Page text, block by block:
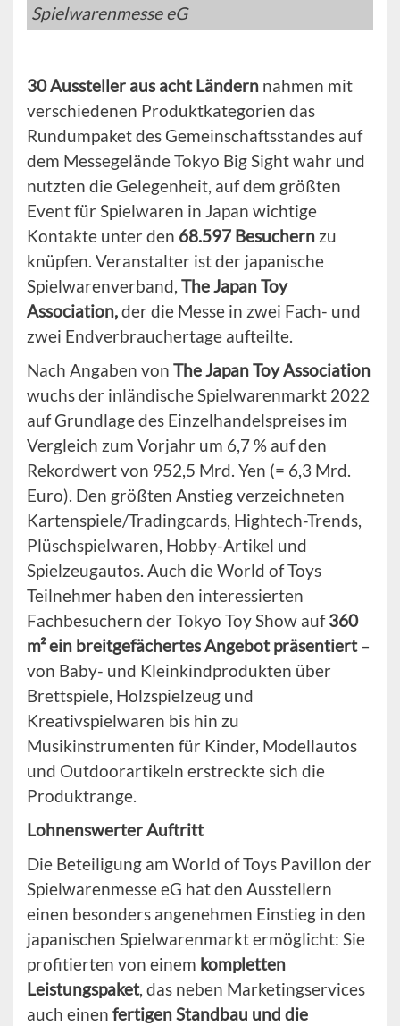
Spielwarenmesse eG
30 Aussteller aus acht Ländern nahmen mit
verschiedenen Produktkategorien das
Rundumpaket des Gemeinschaftsstandes auf
dem Messegelände Tokyo Big Sight wahr und
nutzten die Gelegenheit, auf dem größten
Event für Spielwaren in Japan wichtige
Kontakte unter den 68.597 Besuchern zu
knüpfen. Veranstalter ist der japanische
Spielwarenverband, The Japan Toy
Association,der die Messe in zwei Fach- und
zwei Endverbrauchertage aufteilte.
Nach Angaben von The Japan Toy Association
wuchs der inländische Spielwarenmarkt 2022
auf Grundlage des Einzelhandelspreises im
Vergleich zum Vorjahr um 6,7 % auf den
Rekordwert von 952,5 Mrd. Yen (= 6,3 Mrd.
Euro). Den größten Anstieg verzeichneten
Kartenspiele/Tradingcards, Hightech-Trends,
Plüschspielwaren, Hobby-Artikel und
Spielzeugautos. Auch die World of Toys
Teilnehmer haben den interessierten
Fachbesuchern der Tokyo Toy Show auf360
m² ein breitgefächertes Angebot präsentiert–
von Baby- und Kleinkindprodukten über
Brettspiele, Holzspielzeug und
Kreativspielwaren bis hin zu
Musikinstrumenten für Kinder, Modellautos
und Outdoorartikeln erstreckte sich die
Produktrange.
Lohnenswerter Auftritt
Die Beteiligung am World of Toys Pavillon der
Spielwarenmesse eG hat den Ausstellern
einen besonders angenehmen Einstieg in den
japanischen Spielwarenmarkt ermöglicht: Sie
profitierten von einem kompletten
Leistungspaket, das neben Marketingservices
auch einen fertigen Standbau und die